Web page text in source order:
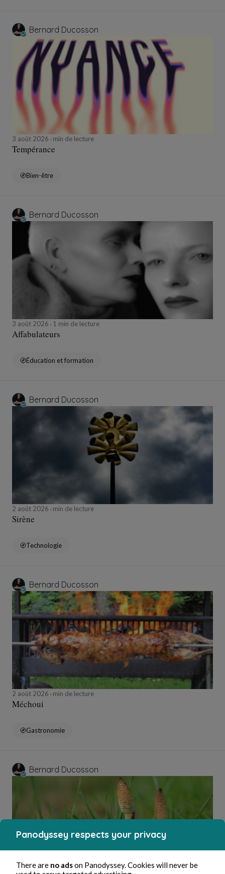
Bernard Ducosson
3 août 2026 min de lecture
Tempérance
Bien-être
Bernard Ducosson
3 août 2026 1 min de lecture
Affabulateurs
Éducation et formation
Bernard Ducosson
2 août 2026 min de lecture
Sirène
Technologie
Bernard Ducosson
2 août 2026 min de lecture
Méchoui
Gastronomie
Bernard Ducosson
Panodyssey respects your privacy
There are no adson Panodyssey. Cookies will never be